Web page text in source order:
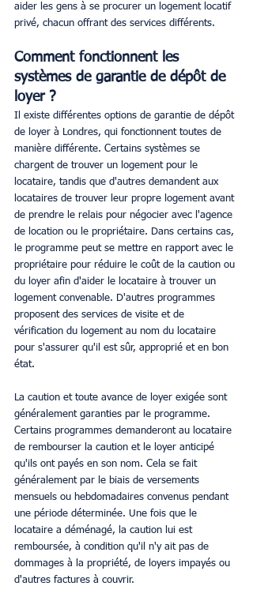
aider les gens à se procurer un logement locatif
privé, chacun offrant des services différents.
Comment fonctionnent les
systèmes de garantie de dépôt de
loyer ?
Il existe différentes options de garantie de dépôt
de loyer à Londres, qui fonctionnent toutes de
manière différente. Certains systèmes se
chargent de trouver un logement pour le
locataire, tandis que d'autres demandent aux
locataires de trouver leur propre logement avant
de prendre le relais pour négocier avec l'agence
de location ou le propriétaire. Dans certains cas,
le programme peut se mettre en rapport avec le
propriétaire pour réduire le coût de la caution ou
du loyer afin d'aider le locataire à trouver un
logement convenable. D'autres programmes
proposent des services de visite et de
vérification du logement au nom du locataire
pour s'assurer qu'il est sûr, approprié et en bon
état.
La caution et toute avance de loyer exigée sont
généralement garanties par le programme.
Certains programmes demanderont au locataire
de rembourser la caution et le loyer anticipé
qu'ils ont payés en son nom. Cela se fait
généralement par le biais de versements
mensuels ou hebdomadaires convenus pendant
une période déterminée. Une fois que le
locataire a déménagé, la caution lui est
remboursée, à condition qu'il n'y ait pas de
dommages à la propriété, de loyers impayés ou
d'autres factures à couvrir.